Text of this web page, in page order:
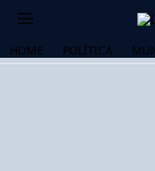
HOME POLÍTICA